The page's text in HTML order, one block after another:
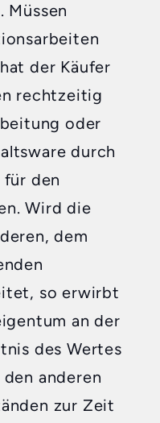
Müssen
der Käufer
rechtzeitig
oder
durch
den
Wird die
dem
so erwirbt
an der
des Wertes
anderen
zur Zeit